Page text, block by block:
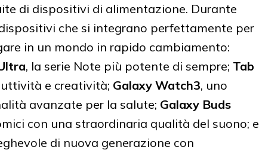
di dispositivi di alimentazione. Durante
che si integrano perfettamente per
in un mondo in rapido cambiamento:
, la serie Note più potente di sempre; Tab
e creatività; Galaxy Watch3, uno
avanzate per la salute; Galaxy Buds
con una straordinaria qualità del suono; e
di nuova generazione con